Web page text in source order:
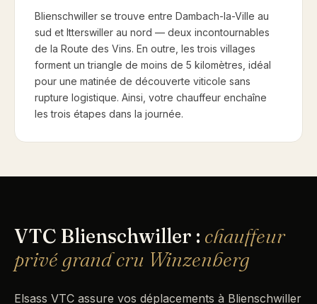
Blienschwiller se trouve entre Dambach-la-Ville au
sud et Itterswiller au nord — deux incontournables
de la Route des Vins. En outre, les trois villages
forment un triangle de moins de 5 kilomètres, idéal
pour une matinée de découverte viticole sans
rupture logistique. Ainsi, votre chauffeur enchaîne
les trois étapes dans la journée.
VTC Blienschwiller : chauffeur
privé grand cru Winzenberg
Elsass VTC assure vos déplacements à Blienschwiller